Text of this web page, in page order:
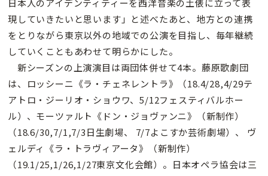
日本人のアイデンティティーを西洋音楽の土俵に立って表
現していきたいと思います」と述べたあと、地方との連携
をとりながら東京以外の地域での公演を目指し、毎年継続
していくこともあわせて明らかにした。
新シーズンの上演演目は両団体併せて4本。藤原歌劇団
は、ロッシーニ《ラ・チェネレントラ》（18.4/28,4/29テ
アトロ・ジーリオ・ショウワ、5/12フェスティバルホー
ル）、モーツァルト《ドン・ジョヴァンニ》（新制作）
（18.6/30,7/1,7/3日生劇場、 7/7よこすか芸術劇場）、 ヴ
ェルディ《ラ・トラヴィアータ》（新制作）
（19.1/25,1/26,1/27東京文化会館）。日本オペラ協会は三